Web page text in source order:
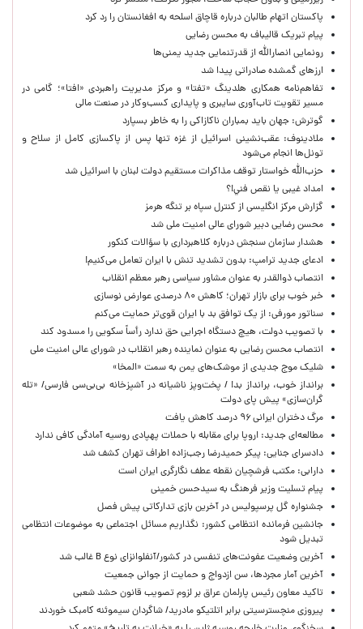
پاکستان اتهام طالبان درباره قاچاق اسلحه به افغانستان را رد کرد
پیام تبریک قالیباف به محسن رضایی
رونمایی انصارالله از قدرتنمایی جدید یمنی‌ها
ارزهای گمشده صادراتی پیدا شد
تفاهم‌نامه همکاری هلدینگ «تفتا» و مرکز مدیریت راهبردی «افتا»؛ گامی در
مسیر تقویت تاب‌آوری سایبری و پایداری کسب‌وکار در صنعت مالی
گوترش: جهان باید بمباران ناکازاکی را به‌ خاطر بسپارد
ملادینوف: عقب‌نشینی اسرائیل از غزه تنها پس از پاکسازی کامل از سلاح و
تونل‌ها انجام می‌شود
حزب‌الله خواستار توقف مذاکرات مستقیم دولت لبنان با اسرائیل شد
امداد غیبی يا نقص فني!؟
گزارش مرکز انگلیسی از کنترل سپاه بر تنگه هرمز
محسن رضایی دبیر شورای عالی امنیت ملی شد
هشدار سازمان سنجش درباره کلاهبرداری با سؤالات کنکور
ادعای جدید ترامپ: بدون تشدید تنش با ایران تعامل می‌کنیم!
انتصاب ذوالقدر به عنوان مشاور سیاسی رهبر معظم انقلاب
خبر خوب برای بازار تهران؛ کاهش ۸۰ درصدی عوارض نوسازی
سناتور مورفی: از یک توافق بد با ایران قوی‌تر حمایت می‌کنم
با تصویب دولت، هیچ دستگاه اجرایی حق ندارد رأساً سکویی را مسدود کند
انتصاب محسن رضایی به عنوان نماینده رهبر انقلاب در شورای عالی امنیت ملی
شلیک موج جدیدی از موشک‌های یمن به سمت «المخا»
برانداز خوب، برانداز بد! / پخت‌وپز ناشیانه در آشپزخانه‌ بی‌بی‌سی فارسی/ «تله
گران‌سازی» پیش پای دولت
مرگ دختران ایرانی ۹۶ درصد کاهش یافت
مطالعه‌ای جدید: اروپا برای مقابله با حملات پهپادی روسیه آمادگی کافی ندارد
دادسرای جنایی: پیکر حمیدرضا رجب‌زاده اطراف تهران کشف شد
دارابی: مکتب فرشچیان نقطه عطف نگارگری ایران است
پیام تسلیت وزیر فرهنگ به سیدحسن خمینی
جشنواره گل پرسپولیس در آخرین بازی تدارکاتی پیش فصل
جانشین فرمانده انتظامی کشور: نگذاریم مسائل اجتماعی به موضوعات انتظامی
تبدیل شود
آخرین وضعیت عفونت‌های تنفسی در کشور/آنفلوانزای نوع B غالب شد
آخرین آمار مجردها، سن ازدواج و حمایت از جوانی جمعیت
تاکید معاون رئیس پارلمان عراق بر لزوم تصویب قانون حشد شعبی
پیروزی منچسترسیتی برابر اتلتیکو مادرید/ شاگردان سیموئنه کامبک خوردند